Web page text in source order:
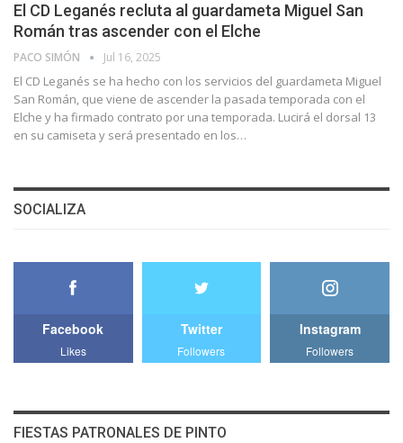
El CD Leganés recluta al guardameta Miguel San
Román tras ascender con el Elche
PACO SIMÓN Jul 16, 2025
El CD Leganés se ha hecho con los servicios del guardameta Miguel
San Román, que viene de ascender la pasada temporada con el
Elche y ha firmado contrato por una temporada. Lucirá el dorsal 13
en su camiseta y será presentado en los…
SOCIALIZA
Facebook
Likes
Twitter
Followers
Instagram
Followers
FIESTAS PATRONALES DE PINTO